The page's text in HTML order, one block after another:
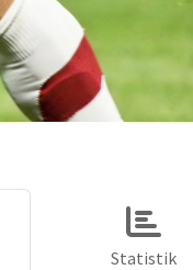
Statistik